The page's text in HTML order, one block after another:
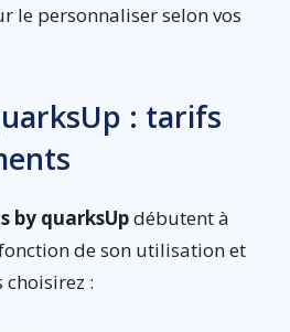
le personnaliser selon vos
: tarifs
by quarksUpdébutent à
de son utilisation et
: